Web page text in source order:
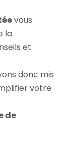
vous
la
et
donc mis
votre
de